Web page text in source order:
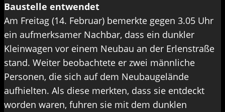
Baustelle entwendet
Am Freitag (14. Februar) bemerkte gegen 3.05 Uhr
ein aufmerksamer Nachbar, dass ein dunkler
Kleinwagen vor einem Neubau an der Erlenstraße
stand. Weiter beobachtete er zwei männliche
Personen, die sich auf dem Neubaugelände
aufhielten. Als diese merkten, dass sie entdeckt
worden waren, fuhren sie mit dem dunklen